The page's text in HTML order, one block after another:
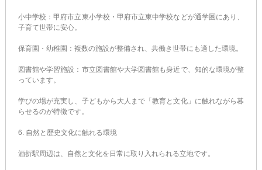
小中学校：甲府市立東小学校・甲府市立東中学校などが通学圏にあり、
子育て世帯に安心。
保育園・幼稚園：複数の施設が整備され、共働き世帯にも適した環境。
図書館や学習施設：市立図書館や大学図書館も身近で、知的な環境が整
っています。
学びの場が充実し、子どもから大人まで「教育と文化」に触れながら暮
らせるのが特徴です。
6. 自然と歴史文化に触れる環境
酒折駅周辺は、自然と文化を日常に取り入れられる立地です。